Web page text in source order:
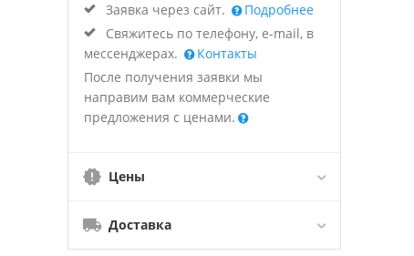
Заявка через сайт.
Подробнее
Свяжитесь по телефону, e-mail, в
мессенджерах.
Контакты
После получения заявки мы
направим вам коммерческие
предложения с ценами.
Цены
Доставка